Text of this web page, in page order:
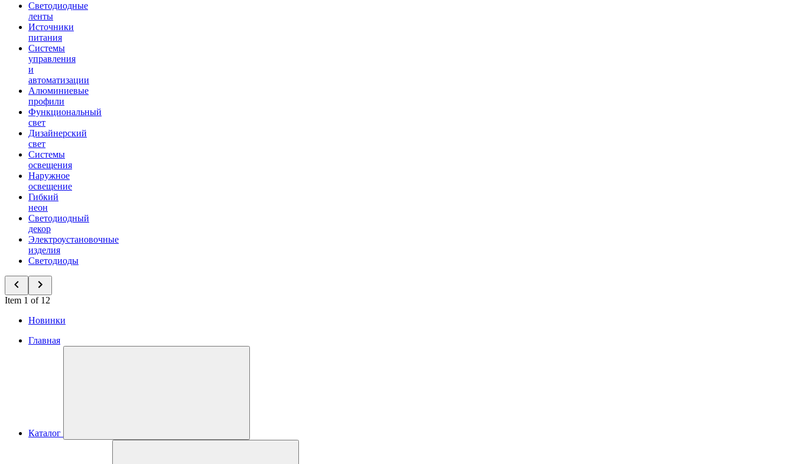
Светодиодные
ленты
Источники
питания
Системы
управления
и
автоматизации
Алюминиевые
профили
Функциональный
свет
Дизайнерский
свет
Системы
освещения
Наружное
освещение
Гибкий
неон
Светодиодный
декор
Электроустановочные
изделия
Светодиоды
Item 1 of 12
Новинки
Главная
Каталог